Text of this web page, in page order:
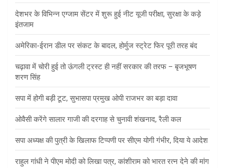
देशभर के विभिन्न एग्जाम सेंटर में शुरू हुई नीट यूजी परीक्षा, सुरक्षा के कड़े
इंतजाम
अमेरिका-ईरान डील पर संकट के बादल, होर्मुज स्ट्रेट फिर पूरी तरह बंद
चढ़ावा में चोरी हुई तो ऊंगली ट्रस्ट ही नहीं सरकार की तरफ – बृजभूषण
शरण सिंह
सपा में होगी बड़ी टूट, सुभासपा प्रमुख ओपी राजभर का बड़ा दावा
ओवैसी करेंगे सालार गाजी की दरगाह से चुनावी शंखनाद, रैली कल
सपा अध्यक्ष की पुत्री के खिलाफ टिप्पणी पर सीएम योगी गंभीर, दिया ये आदेश
राहुल गांधी ने पीएम मोदी को लिखा पत्र, कांशीराम को भारत रत्न देने की मांग